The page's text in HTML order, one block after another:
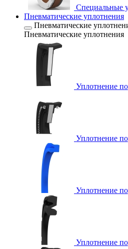
Специальные
Пневматические уплотнения
Пневматические
Пневматические уплотнения
Уплотнение
Уплотнение
Уплотнение
Уплотнение